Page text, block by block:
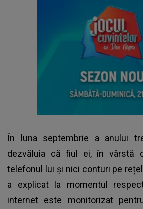
În luna septembrie a anului
dezvăluia că fiul ei, în vârstă
telefonul lui și nici conturi pe
a explicat la momentul
internet este monitorizat